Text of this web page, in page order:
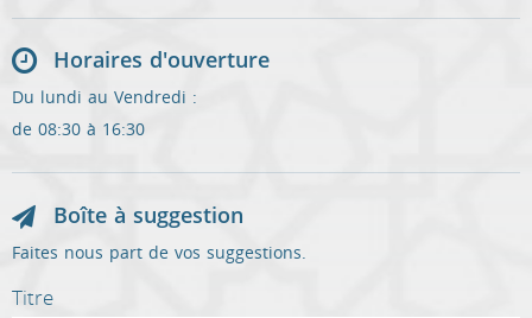
Horaires d'ouverture
Du lundi au Vendredi :
de 08:30 à 16:30
Boîte à suggestion
Faites nous part de vos suggestions.
Titre